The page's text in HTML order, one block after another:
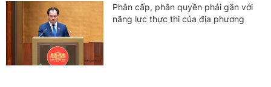
Phân cấp, phân quyền phải gắn với
năng lực thực thi của địa phương